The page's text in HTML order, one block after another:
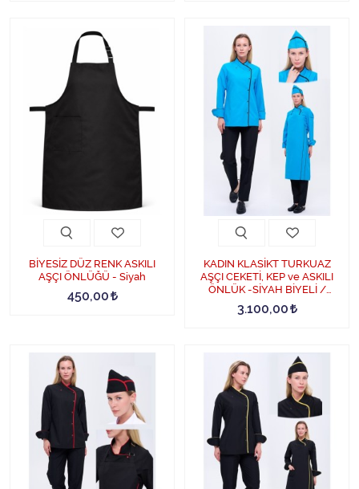
BİYESİZ DÜZ RENK ASKILI
AŞÇI ÖNLÜĞÜ - Siyah
450,00
KADIN KLASİKT TURKUAZ
AŞÇI CEKETİ, KEP ve ASKILI
ÖNLÜK -SİYAH BİYELİ /
SİYAH PANTOLON DÖRTLÜ
AŞÇI SET - SiyahBiye-Turkuaz
3.100,00